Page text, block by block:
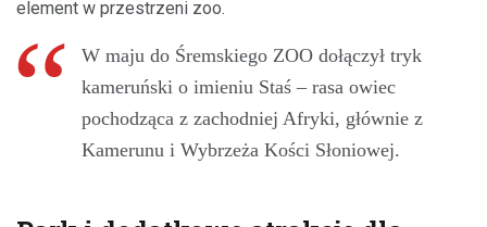
element w przestrzeni zoo.
W maju do Śremskiego ZOO dołączył tryk
kameruński o imieniu Staś – rasa owiec
pochodząca z zachodniej Afryki, głównie z
Kamerunu i Wybrzeża Kości Słoniowej.